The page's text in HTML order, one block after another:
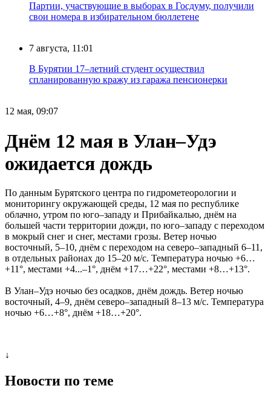
Партии, участвующие в выборах в Госдуму, получили
свои номера в избирательном бюллетене
7 августа, 11:01
В Бурятии 17–летний студент осуществил
спланированную кражу из гаража пенсионерки
12 мая, 09:07
Днём 12 мая в Улан–Удэ
ожидается дождь
По данным Бурятского центра по гидрометеорологии и
мониторингу окружающей среды, 12 мая по республике
облачно, утром по юго–западу и Прибайкалью, днём на
большей части территории дожди, по юго–западу с переходом
в мокрый снег и снег, местами грозы. Ветер ночью
восточный, 5–10, днём с переходом на северо–западный 6–11,
в отдельных районах до 15–20 м/с. Температура ночью +6…
+11°, местами +4...–1°, днём +17…+22°, местами +8…+13°.
В Улан–Удэ ночью без осадков, днём дождь. Ветер ночью
восточный, 4–9, днём северо–западный 8–13 м/с. Температура
ночью +6…+8°, днём +18…+20°.
↓
Новости по теме